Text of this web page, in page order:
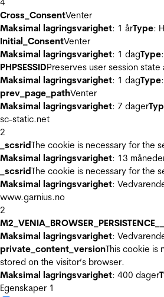
Cross_ConsentVenter
Maksimal lagringsvarighet: 1 årType:
Initial_ConsentVenter
Maksimal lagringsvarighet: 1 dagType
PHPSESSIDPreserves user session
Maksimal lagringsvarighet: 1 dagType
prev_page_pathVenter
Maksimal lagringsvarighet: 7 dager
sc-static.net
2
_scsridThe cookie is necessary for the
Maksimal lagringsvarighet: 13
_scsridThe cookie is necessary for the
Maksimal lagringsvarighet:
www.garnius.no
2
Maksimal lagringsvarighet:
private_content_versionThis cookie is
stored on the visitor’s browser.
Maksimal lagringsvarighet: 400 dager
Egenskaper 1